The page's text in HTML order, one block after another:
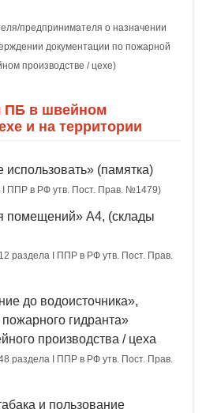
предпринимателя о назначении
документации по пожарной
производстве / цехе)
ПБ в швейном
и на территории
использовать» (памятка)
I ППР в РФ утв. Пост. Прав. №1479)
помещений» А4, (склады
раздела I ППР в РФ утв. Пост. Прав.
до водоисточника»,
гидранта»
производства / цеха
раздела I ППР в РФ утв. Пост. Прав.
и пользование